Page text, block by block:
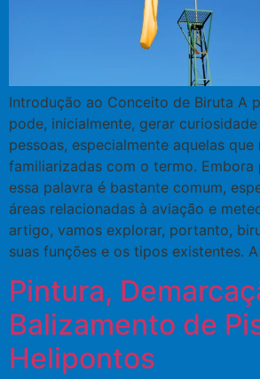
Introdução ao Conceito de Biruta A
pode, inicialmente, gerar
pessoas, especialmente aquelas que
familiarizadas com o termo. Embora
essa palavra é bastante comum,
áreas relacionadas à aviação e
artigo, vamos explorar, portanto,
suas funções e os tipos existentes.
Pintura,
Balizamento de
Helipontos